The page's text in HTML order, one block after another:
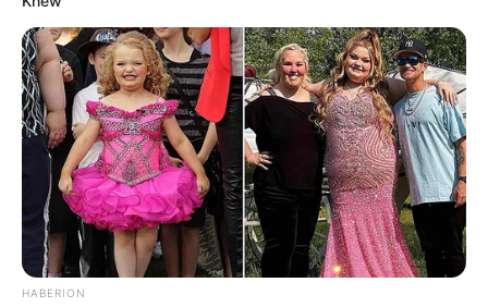
HABERION